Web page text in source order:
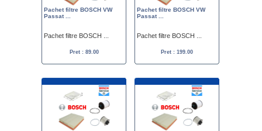
Pachet filtre BOSCH VW
Passat ...
Pachet filtre BOSCH ...
Pret : 89.00
Pachet filtre BOSCH VW
Passat ...
Pachet filtre BOSCH ...
Pret : 199.00